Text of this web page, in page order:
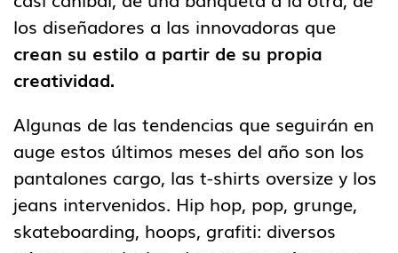
los diseñadores a las innovadoras que
crean su estilo a partir de su propia
creatividad.
Algunas de las tendencias que seguirán en
auge estos últimos meses del año son los
pantalones cargo, las t-shirts oversize y los
jeans intervenidos. Hip hop, pop, grunge,
skateboarding, hoops, grafiti: diversos